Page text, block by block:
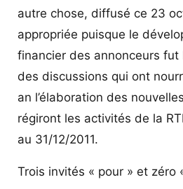
autre chose, diffusé ce 23
appropriée puisque le
financier des annonceurs fut
des discussions qui ont
an l’élaboration des
régiront les activités de la
au 31/12/2011.
Trois invités « pour » et zéro